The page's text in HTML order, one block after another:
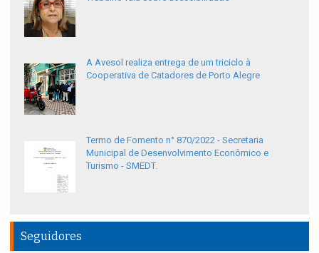
A Avesol realiza entrega de um triciclo à
Cooperativa de Catadores de Porto Alegre
Termo de Fomento n° 870/2022 - Secretaria
Municipal de Desenvolvimento Econômico e
Turismo - SMEDT.
Seguidores